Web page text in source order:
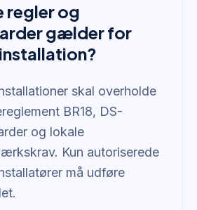
regler og
gælder for
skal overholde
BR18, DS-
og lokale
Kun autoriserede
må udføre